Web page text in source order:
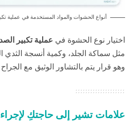
أنواع الحشوات والمواد المستخدمة في عملية
اختيار نوع الحشوة في عملية تكبير
مثل سماكة الجلد، وكمية أنسجة الثدي
وهو قرار يتم بالتشاور الوثيق مع
علامات تشير إلى حاجتكِ